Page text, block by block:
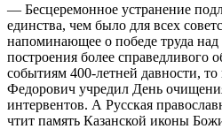
— Бесцеремонное устранение
единства, чем было для всех
напоминающее о победе труда
построения более справедливого
событиям 400-летней давности,
Федорович учредил День
интервентов. А Русская
чтит память Казанской иконы